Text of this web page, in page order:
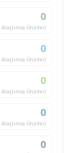
0
Araştırma Ürünleri
0
Araştırma Ürünleri
0
Araştırma Ürünleri
0
Araştırma Ürünleri
0